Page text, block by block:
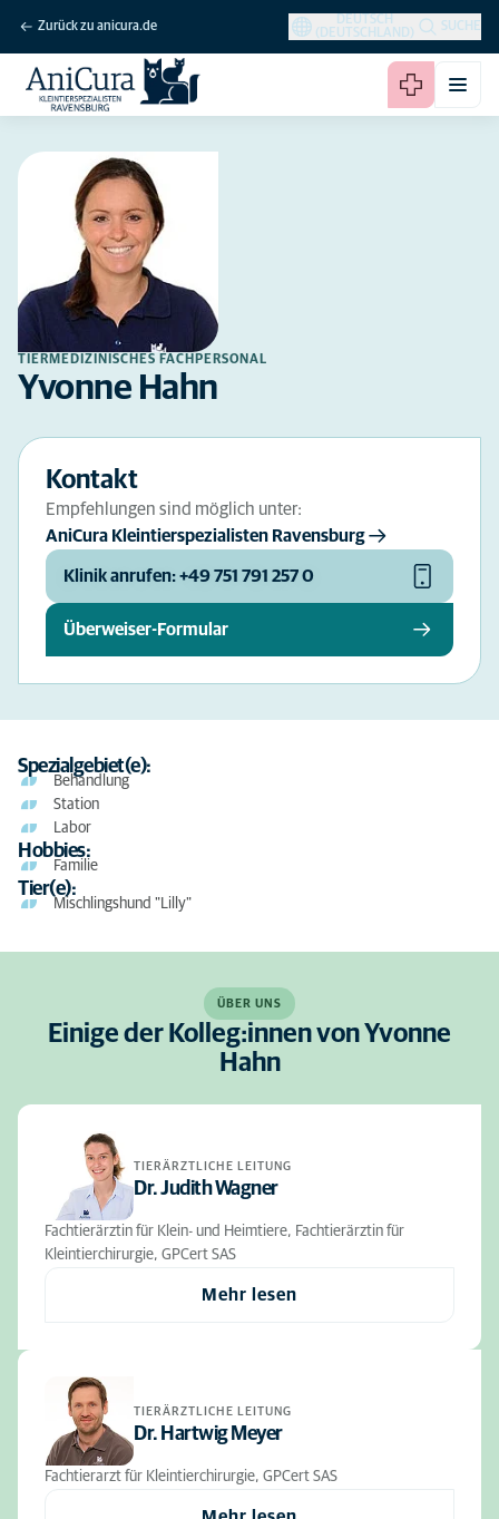
Zurück zu anicura.de
DEUTSCH
(DEUTSCHLAND)
SUCHE
TIERMEDIZINISCHES FACHPERSONAL
Yvonne Hahn
Kontakt
Empfehlungen sind möglich unter:
AniCura Kleintierspezialisten Ravensburg
Klinik anrufen: +49 751 791 257 0
Überweiser-Formular
Spezialgebiet(e):
Behandlung
Station
Labor
Hobbies:
Familie
Tier(e):
Mischlingshund "Lilly"
ÜBER UNS
Einige der Kolleg:innen von Yvonne
Hahn
TIERÄRZTLICHE LEITUNG
Dr. Judith Wagner
Fachtierärztin für Klein- und Heimtiere, Fachtierärztin für
Kleintierchirurgie, GPCert SAS
Mehr lesen
TIERÄRZTLICHE LEITUNG
Dr. Hartwig Meyer
Fachtierarzt für Kleintierchirurgie, GPCert SAS